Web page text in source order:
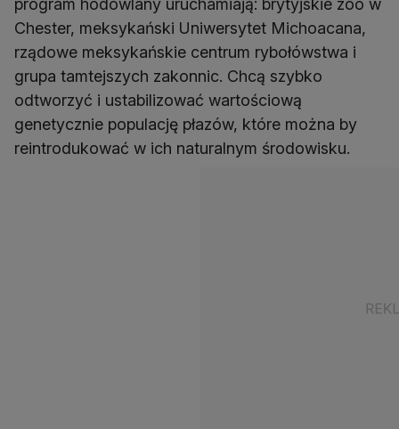
program hodowlany uruchamiają: brytyjskie zoo w
Chester, meksykański Uniwersytet Michoacana,
rządowe meksykańskie centrum rybołówstwa i
grupa tamtejszych zakonnic. Chcą szybko
odtworzyć i ustabilizować wartościową
genetycznie populację płazów, które można by
reintrodukować w ich naturalnym środowisku.